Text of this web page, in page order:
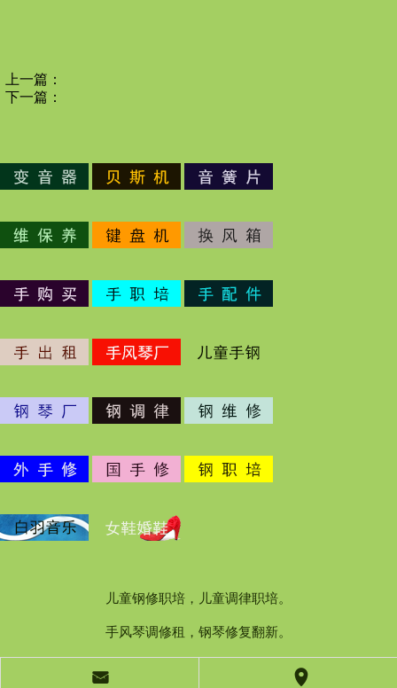
上一篇：
下一篇：
儿童钢修职培，儿童调律职培。
手风琴调修租，钢琴修复翻新。
󰄸 󰅊